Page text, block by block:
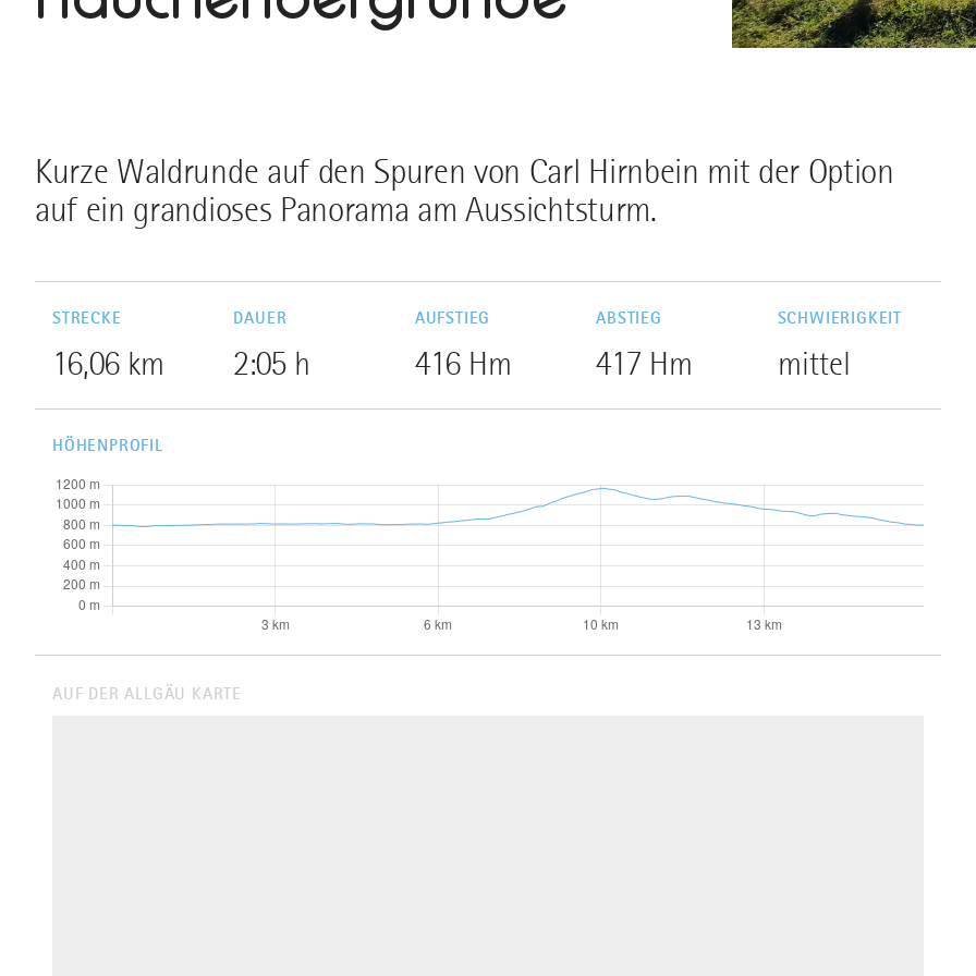
Kurze Waldrunde auf den Spuren von Carl Hirnbein mit der Option
auf ein grandioses Panorama am Aussichtsturm.
STRECKE
16,06 km
DAUER
2:05 h
AUFSTIEG
416 Hm
ABSTIEG
417 Hm
SCHWIERIGKEIT
mittel
HÖHENPROFIL
AUF DER ALLGÄU KARTE